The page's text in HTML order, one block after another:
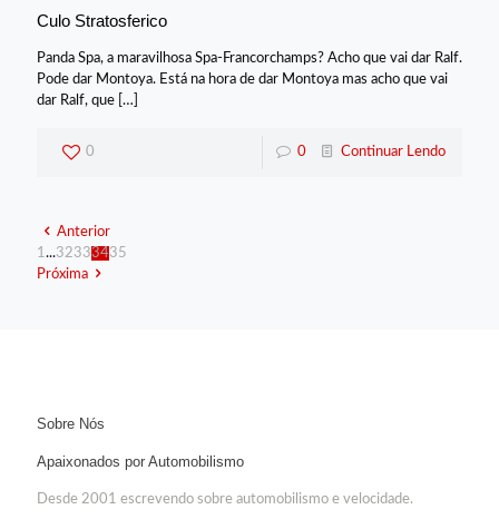
Culo Stratosferico
Panda Spa, a maravilhosa Spa-Francorchamps? Acho que vai dar Ralf.
Pode dar Montoya. Está na hora de dar Montoya mas acho que vai
dar Ralf, que […]
0 0 Continuar Lendo
Anterior
1...32333435
Próxima
Sobre Nós
Apaixonados por Automobilismo
Desde 2001 escrevendo sobre automobilismo e velocidade.